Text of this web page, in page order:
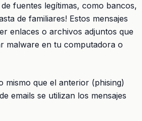
fuentes legítimas, como bancos,
de familiares! Estos mensajes
enlaces o archivos adjuntos que
malware en tu computadora o
mismo que el anterior (phising)
emails se utilizan los mensajes